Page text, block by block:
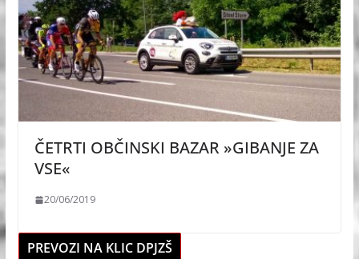
ČETRTI OBČINSKI BAZAR »GIBANJE ZA
VSE«
20/06/2019
PREVOZI NA KLIC DPJZŠ